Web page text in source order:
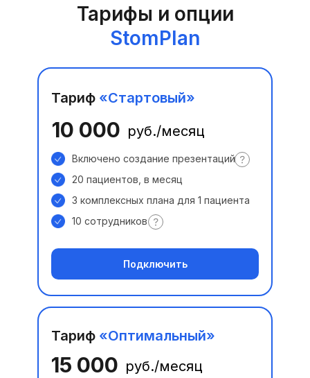
Тарифы и опции
StomPlan
15 000
10 000
Тариф «Стартовый»
Тариф «Оптимальный»
Включено создание презентаций
20 пациентов, в месяц
3 комплексных плана для 1 пациента
10 сотрудников
руб./месяц
руб./месяц
Подключить